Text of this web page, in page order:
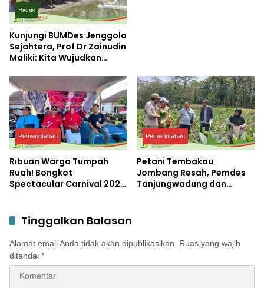
Bisnis
Kunjungi BUMDes Jenggolo
Sejahtera, Prof Dr Zainudin
Maliki: Kita Wujudkan
dengan Potensi Desa
Pemerintahan
Ribuan Warga Tumpah
Ruah! Bongkot
Spectacular Carnival 2026
Pemerintahan
Petani Tembakau
Jombang Resah, Pemdes
Tanjungwadung dan
Tinggalkan Balasan
Alamat email Anda tidak akan dipublikasikan.
Ruas yang wajib
ditandai *